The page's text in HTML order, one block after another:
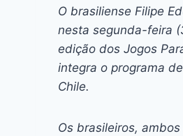
c
e
b
o
o
k
s
s
e
n
er
at
s
A
p
e
a
d
s
O brasiliense Filipe
nesta segunda-feira
edição dos Jogos
integra o programa
Chile.
Os brasileiros,